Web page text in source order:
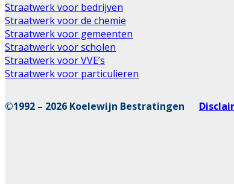
Straatwerk voor bedrijven
Straatwerk voor de chemie
Straatwerk voor gemeenten
Straatwerk voor scholen
Straatwerk voor VVE’s
Straatwerk voor particulieren
©1992 – 2026 Koelewijn Bestratingen